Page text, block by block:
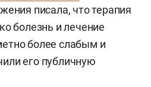
писала, что терапия
болезнь и лечение
более слабым и
его публичную